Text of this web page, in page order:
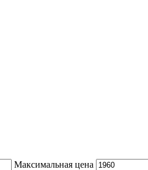
Максимальная цена